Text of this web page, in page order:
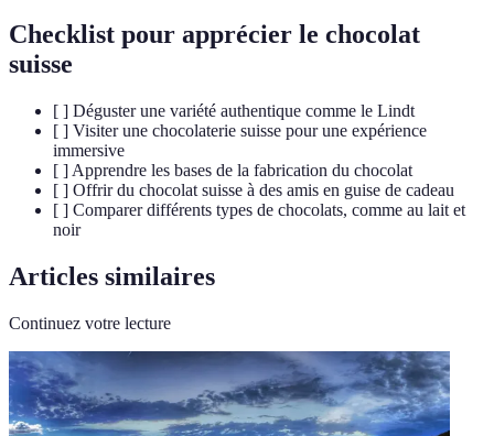
Checklist pour apprécier le chocolat
suisse
[ ] Déguster une variété authentique comme le Lindt
[ ] Visiter une chocolaterie suisse pour une expérience
immersive
[ ] Apprendre les bases de la fabrication du chocolat
[ ] Offrir du chocolat suisse à des amis en guise de cadeau
[ ] Comparer différents types de chocolats, comme au lait et
noir
Articles similaires
Continuez votre lecture